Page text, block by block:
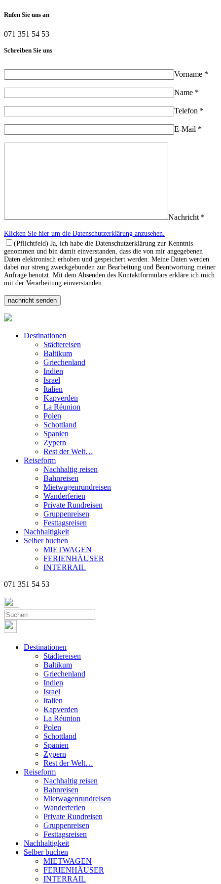
Rufen Sie uns an
071 351 54 53
Schreiben Sie uns
Vorname *
Name *
Telefon *
E-Mail *
Nachricht *
Klicken Sie hier um die Datenschutzerklärung anzusehen.
(Pflichtfeld) Ja, ich habe die Datenschutzerklärung zur Kenntnis
genommen und bin damit einverstanden, dass die von mir angegebenen
Daten elektronisch erhoben und gespeichert werden. Meine Daten werden
dabei nur streng zweckgebunden zur Bearbeitung und Beantwortung meiner
Anfrage benutzt. Mit dem Absenden des Kontaktformulars erkläre ich mich
mit der Verarbeitung einverstanden.
Destinationen
Städtereisen
Baltikum
Griechenland
Indien
Israel
Italien
Kapverden
La Réunion
Polen
Schottland
Spanien
Zypern
Rest der Welt…
Reiseform
Nachhaltig reisen
Bahnreisen
Mietwagenrundreisen
Wanderferien
Private Rundreisen
Gruppenreisen
Festtagsreisen
Nachhaltigkeit
Selber buchen
MIETWAGEN
FERIENHÄUSER
INTERRAIL
071 351 54 53
Destinationen
Städtereisen
Baltikum
Griechenland
Indien
Israel
Italien
Kapverden
La Réunion
Polen
Schottland
Spanien
Zypern
Rest der Welt…
Reiseform
Nachhaltig reisen
Bahnreisen
Mietwagenrundreisen
Wanderferien
Private Rundreisen
Gruppenreisen
Festtagsreisen
Nachhaltigkeit
Selber buchen
MIETWAGEN
FERIENHÄUSER
INTERRAIL